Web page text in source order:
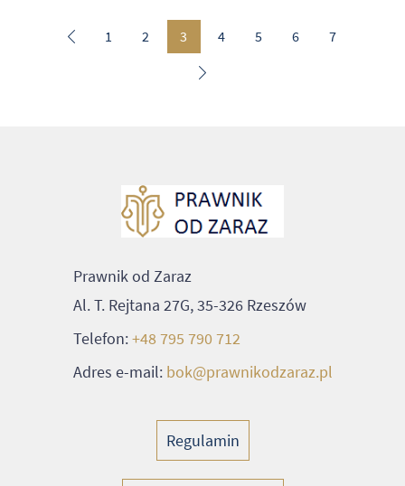
1 2 3 4 5 6 7
Prawnik od Zaraz
Al. T. Rejtana 27G, 35-326 Rzeszów
Telefon:+48 795 790 712
Adres e-mail: bok@prawnikodzaraz.pl
Regulamin